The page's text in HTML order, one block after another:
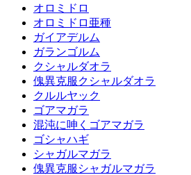
オロミドロ
オロミドロ亜種
ガイアデルム
ガランゴルム
クシャルダオラ
傀異克服クシャルダオラ
クルルヤック
ゴアマガラ
混沌に呻くゴアマガラ
ゴシャハギ
シャガルマガラ
傀異克服シャガルマガラ